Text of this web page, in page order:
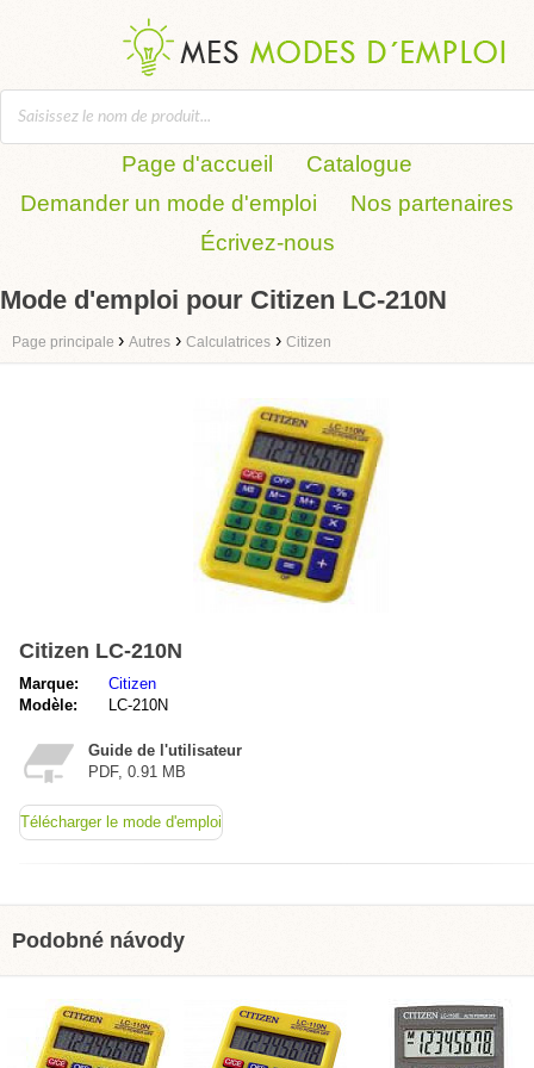
Page d'accueil
Catalogue
Demander un mode d'emploi
Nos partenaires
Écrivez-nous
Mode d'emploi pour Citizen LC-210N
Page principale › Autres › Calculatrices › Citizen
Citizen LC-210N
Marque:
Citizen
Modèle:
LC-210N
Guide de l'utilisateur
PDF, 0.91 MB
Télécharger le mode d'emploi
Podobné návody